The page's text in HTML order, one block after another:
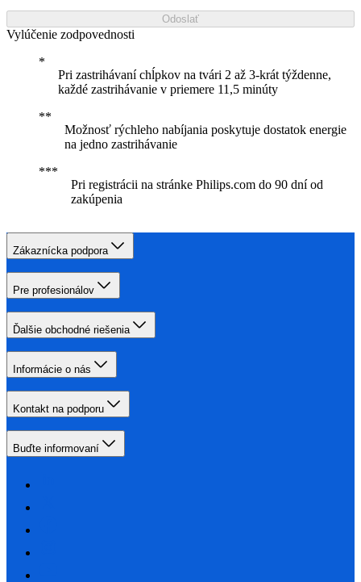
Odoslať
Vylúčenie zodpovednosti
Pri zastrihávaní chĺpkov na tvári 2 až 3-krát týždenne,
každé zastrihávanie v priemere 11,5 minúty
Možnosť rýchleho nabíjania poskytuje dostatok energie
na jedno zastrihávanie
Pri registrácii na stránke Philips.com do 90 dní od
zakúpenia
Zákaznícka podpora
Pre profesionálov
Ďalšie obchodné riešenia
Informácie o nás
Kontakt na podporu
Buďte informovaní